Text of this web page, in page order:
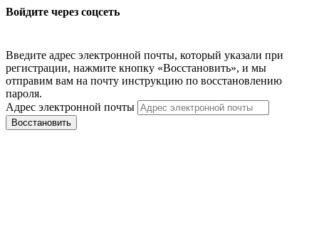
Войдите через соцсеть
Введите адрес электронной почты, который указали при
регистрации, нажмите кнопку «Восстановить», и мы
отправим вам на почту инструкцию по восстановлению
пароля.
Адрес электронной почты